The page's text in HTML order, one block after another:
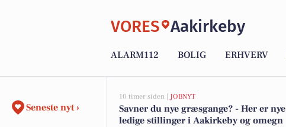
VORES Aakirkeby
ALARM112 BOLIG ERHVERV
Seneste nyt ›
10 timer siden | JOBNYT
Savner du nye græsgange? - Her er nye
ledige stillinger i Aakirkeby og omegn